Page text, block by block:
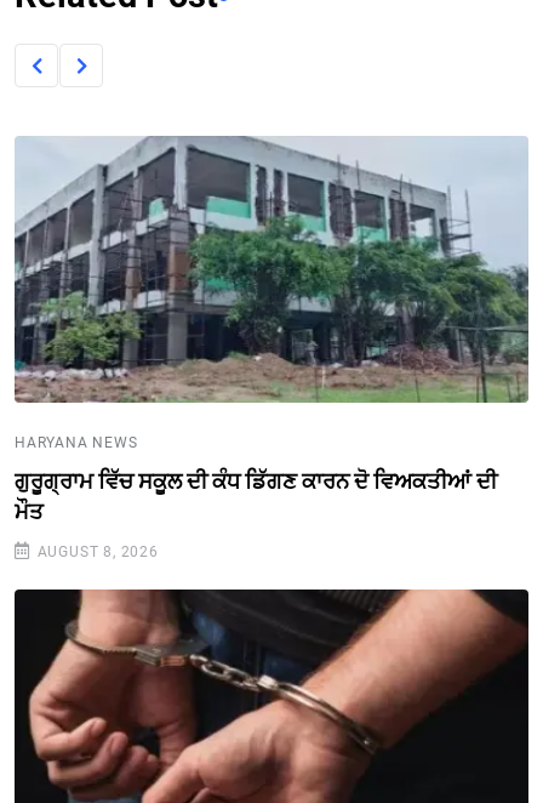
HARYANA NEWS
ਗੁਰੂਗ੍ਰਾਮ ਵਿੱਚ ਸਕੂਲ ਦੀ ਕੰਧ ਡਿੱਗਣ ਕਾਰਨ ਦੋ ਵਿਅਕਤੀਆਂ ਦੀ
ਮੌਤ
AUGUST 8, 2026